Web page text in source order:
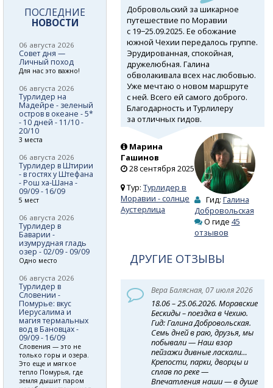
Добровольский за шикарное
путешествие по Моравии
с 19−25.09.2025. Ее обожание
южной Чехии передалось группе.
Эрудированная, спокойная,
дружелюбная. Галина
обволакивала всех нас любовью.
Уже мечтаю о новом маршруте
с ней. Всего ей самого доброго.
Благодарность и Турлилеру
за отличных гидов.
Марина
Гашинов
28 сентября 2025
Тур:Турлидер в
Моравии - солнце
Аустерлица
Гид: Галина
Добровольская
О гиде 45
отзывов
ДРУГИЕ ОТЗЫВЫ
Вера Балясная, 07 июля 2026
18.06 – 25.06.2026. Моравские
Бескиды – поездка в Чехию.
Гид: Галина Добровольская.
Семь дней в раю, друзья, мы
побывали — Наш взор
пейзажи дивные ласкали…
Крепости, парки, дворцы и
сплав по реке —
Впечатления наши — в душе
ПОСЛЕДНИЕ
НОВОСТИ
06 августа 2026
Совет дня —
Личный поход
Для нас это важно!
06 августа 2026
Турлидер на
Мадейре - зеленый
остров в океане - 5*
- 10 дней - 11/10 -
20/10
3 места
06 августа 2026
Турлидер в Штирии
- в гостях у Штефана
- Рош ха-Шана -
09/09 - 16/09
5 мест
06 августа 2026
Турлидер в
Баварии -
изумрудная гладь
озер - 02/09 - 09/09
Одно место
06 августа 2026
Турлидер в
Словении -
Помурье: вкус
Иерусалима и
магия термальных
вод в Бановцах -
09/09 - 16/09
Словения — это не
только горы и озера.
Это еще и мягкое
тепло Помурья, где
земля дышит паром